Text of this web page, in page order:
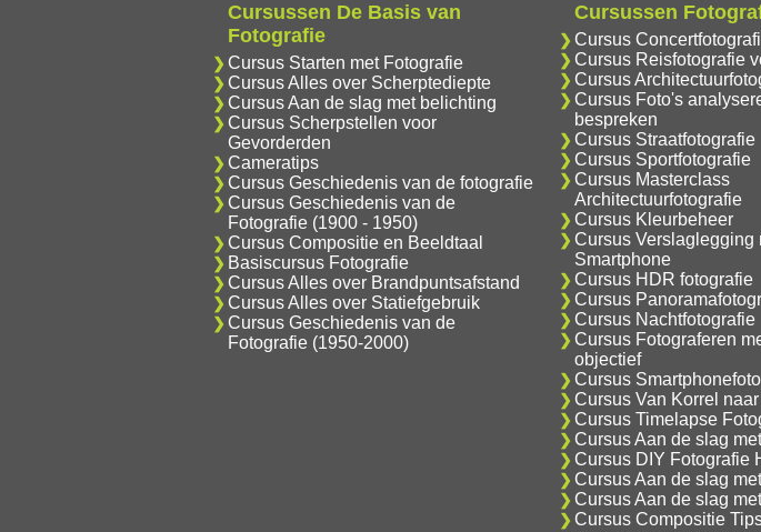
Cursussen De Basis van
Fotografie
Cursus Starten met Fotografie
Cursus Alles over Scherptediepte
Cursus Aan de slag met belichting
Cursus Scherpstellen voor
Gevorderden
Cameratips
Cursus Geschiedenis van de fotografie
Cursus Geschiedenis van de
Fotografie (1900 - 1950)
Cursus Compositie en Beeldtaal
Basiscursus Fotografie
Cursus Alles over Brandpuntsafstand
Cursus Alles over Statiefgebruik
Cursus Geschiedenis van de
Fotografie (1950-2000)
Cursussen
Cursus
Cursus Reisfotografie
Cursus
Cursus Foto's
bespreken
Cursus Straatfotografie
Cursus Sportfotografie
Cursus Masterclass
Architectuurfotografie
Cursus Kleurbeheer
Cursus Verslaglegging
Smartphone
Cursus HDR fotografie
Cursus
Cursus Nachtfotografie
Cursus Fotograferen
objectief
Cursus
Cursus Van Korrel
Cursus Timelapse
Cursus Aan de slag
Cursus DIY Fotografie
Cursus Aan de slag
Cursus Aan de slag
Cursus Compositie